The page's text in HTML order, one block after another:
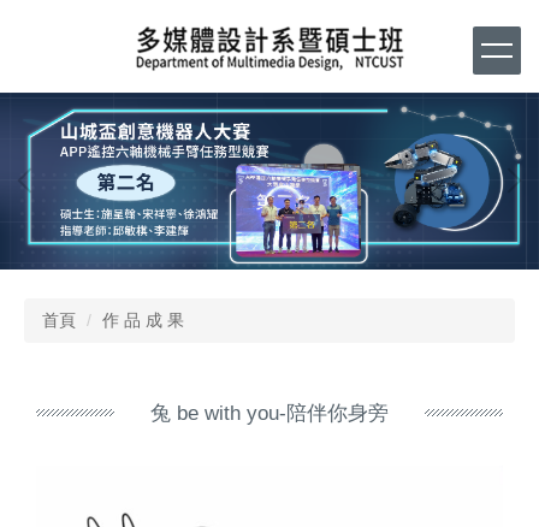
要
區
首頁 作 品 成 果
兔 be with you-陪伴你身旁